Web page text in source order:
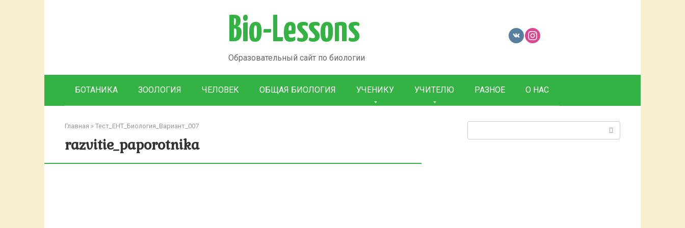
Bio-Lessons
Образовательный сайт по биологии
БОТАНИКА ЗООЛОГИЯ ЧЕЛОВЕК ОБЩАЯ БИОЛОГИЯ УЧЕНИКУ УЧИТЕЛЮ РАЗНОЕ О НАС
Главная » Тест_ЕНТ_Биология_Вариант_007
razvitie_paporotnika